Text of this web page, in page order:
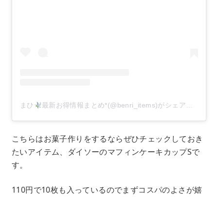
まひ 最新お得情報まとめ*(@benri_items)がシェアした投稿
こちらはお菓子作りをするならぜひチェックしておき
たいアイテム、ダイソーのマフィンケーキカップSで
す。
110円で10枚も入っているのでまずコスパのよさが嬉